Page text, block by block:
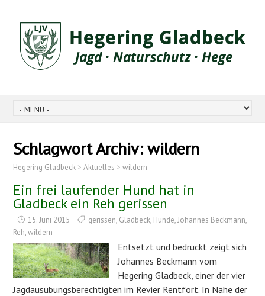
Schlagwort Archiv:wildern
Hegering Gladbeck >Aktuelles >wildern
Ein frei laufender Hund hat in
Gladbeck ein Reh gerissen
15. Juni 2015 gerissen, Gladbeck, Hunde,Johannes Beckmann,
Reh,wildern
Entsetzt und bedrückt zeigt sich
Johannes Beckmann vom
Hegering Gladbeck, einer der vier
Jagdausübungsberechtigten im Revier Rentfort. In Nähe der